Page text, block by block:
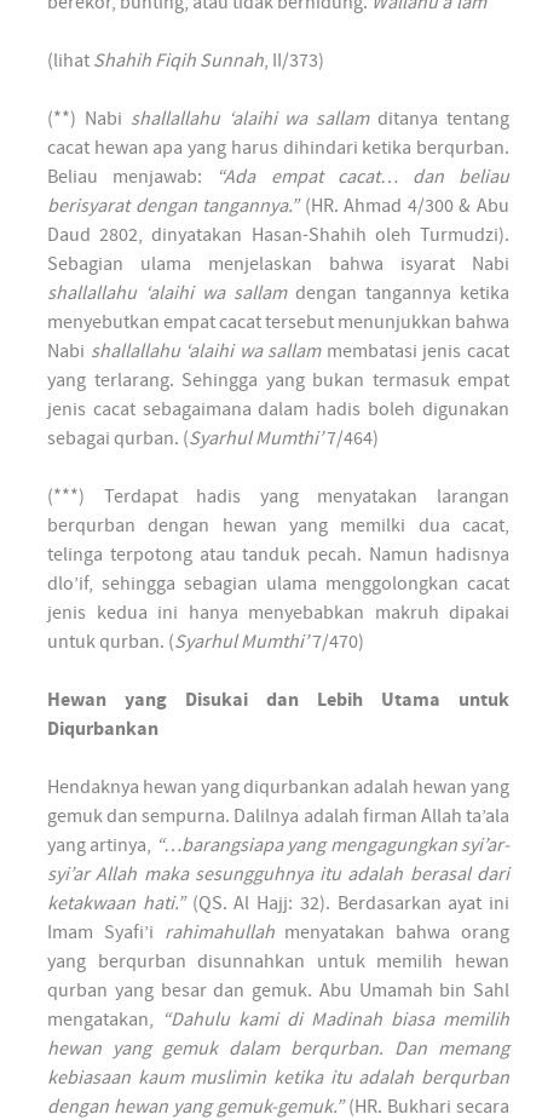
(lihat Shahih Fiqih Sunnah, II/373)
(**) Nabi shallallahu ‘alaihi wa sallamditanya tentang
cacat hewan apa yang harus dihindari ketika berqurban.
Beliau menjawab:
“Ada empat cacat… dan beliau
berisyarat dengan tangannya.”(HR. Ahmad 4/300 & Abu
Daud 2802, dinyatakan Hasan-Shahih oleh Turmudzi).
Sebagian ulama menjelaskan bahwa isyarat Nabi
shallallahu ‘alaihi wa sallamdengan tangannya ketika
menyebutkan empat cacat tersebut menunjukkan bahwa
Nabi shallallahu ‘alaihi wa sallammembatasi jenis cacat
yang terlarang. Sehingga yang bukan termasuk empat
jenis cacat sebagaimana dalam hadis boleh digunakan
sebagai qurban. (Syarhul Mumthi’7/464)
(***) Terdapat hadis yang menyatakan larangan
berqurban dengan hewan yang memilki dua cacat,
telinga terpotong atau tanduk pecah. Namun hadisnya
dlo’if, sehingga sebagian ulama menggolongkan cacat
jenis kedua ini hanya menyebabkan makruh dipakai
untuk qurban. (Syarhul Mumthi’7/470)
Hewan yang Disukai dan Lebih Utama untuk
Diqurbankan
Hendaknya hewan yang diqurbankan adalah hewan yang
gemuk dan sempurna. Dalilnya adalah firman Allah ta’ala
yang artinya, “…barangsiapa yang mengagungkan syi’ar-
syi’ar Allah maka sesungguhnya itu adalah berasal dari
ketakwaan hati.”(QS. Al Hajj: 32). Berdasarkan ayat ini
Imam Syafi’i rahimahullahmenyatakan bahwa orang
yang berqurban disunnahkan untuk memilih hewan
qurban yang besar dan gemuk. Abu Umamah bin Sahl
mengatakan,
“Dahulu kami di Madinah biasa memilih
hewan yang gemuk dalam berqurban. Dan memang
kebiasaan kaum muslimin ketika itu adalah berqurban
dengan hewan yang gemuk-gemuk.”(HR. Bukhari secara